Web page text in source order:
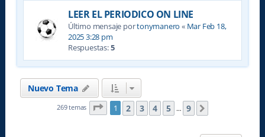
LEER EL PERIODICO ON LINE
Último mensaje portonymanero « Mar Feb 18,
2025 3:28 pm
Respuestas:5
Nuevo Tema
269 temas Página de 9
1 2 3 4 5 … 9